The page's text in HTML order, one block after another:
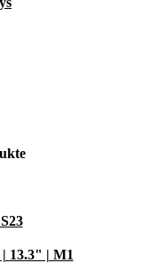
13.3" | M1